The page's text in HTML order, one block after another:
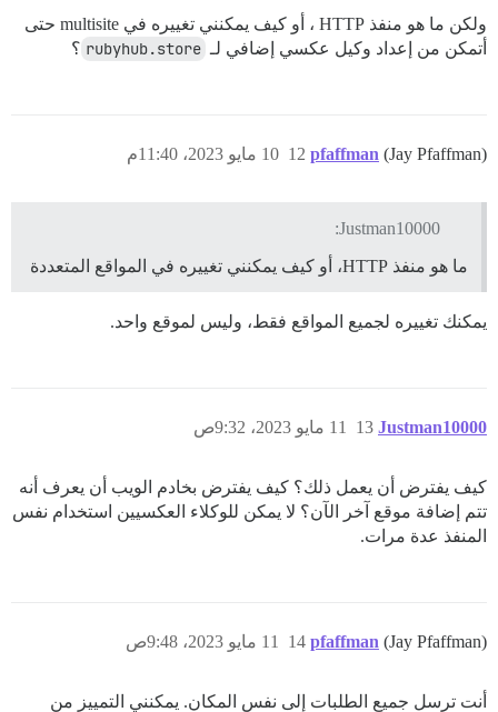
ولكن ما هو منفذ HTTP ، أو كيف يمكنني تغييره في multisite حتى
أتمكن من إعداد وكيل عكسي إضافي لـ rubyhub.store ؟
pfaffman (Jay Pfaffman) 10 مايو 2023، 11:40م 12
Justman10000:
ما هو منفذ HTTP، أو كيف يمكنني تغييره في المواقع المتعددة
يمكنك تغييره لجميع المواقع فقط، وليس لموقع واحد.
Justman10000 11 مايو 2023، 9:32ص 13
كيف يفترض أن يعمل ذلك؟ كيف يفترض بخادم الويب أن يعرف أنه
تتم إضافة موقع آخر الآن؟ لا يمكن للوكلاء العكسيين استخدام نفس
المنفذ عدة مرات.
pfaffman (Jay Pfaffman) 11 مايو 2023، 9:48ص 14
أنت ترسل جميع الطلبات إلى نفس المكان. يمكنني التمييز من